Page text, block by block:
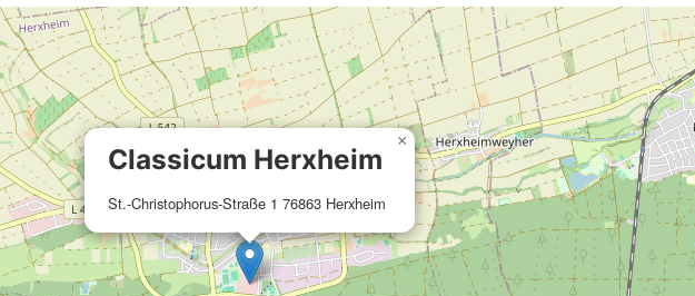
Classicum Herxheim
St.-Christophorus-Straße 1 76863 Herxheim
×